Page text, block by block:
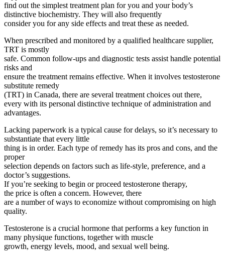
find out the simplest treatment plan for you and your body’s
distinctive biochemistry. They will also frequently
consider you for any side effects and treat these as needed.
When prescribed and monitored by a qualified healthcare supplier,
TRT is mostly
safe. Common follow-ups and diagnostic tests assist handle potential
risks and
ensure the treatment remains effective. When it involves testosterone
substitute remedy
(TRT) in Canada, there are several treatment choices out there,
every with its personal distinctive technique of administration and
advantages.
Lacking paperwork is a typical cause for delays, so it’s necessary to
substantiate that every little
thing is in order. Each type of remedy has its pros and cons, and the
proper
selection depends on factors such as life-style, preference, and a
doctor’s suggestions.
If you’re seeking to begin or proceed testosterone therapy,
the price is often a concern. However, there
are a number of ways to economize without compromising on high
quality.
Testosterone is a crucial hormone that performs a key function in
many physique functions, together with muscle
growth, energy levels, mood, and sexual well being.